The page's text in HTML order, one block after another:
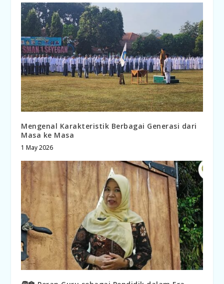
Mengenal Karakteristik Berbagai Generasi dari
Masa ke Masa
1 May 2026